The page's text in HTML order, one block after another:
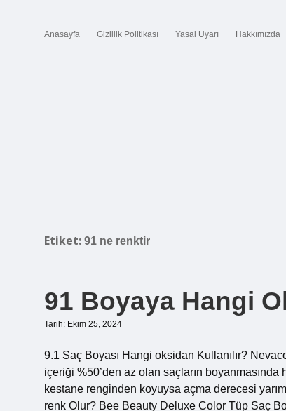
Anasayfa Gizlilik Politikası Yasal Uyarı Hakkımızda
Etiket: 91 ne renktir
91 Boyaya Hangi
Tarih: Ekim 25, 2024
9.1 Saç Boyası Hangi oksidan Kullanılır?
içeriği %50’den az olan saçların
kestane renginden koyuysa açma derecesi
renk Olur? Bee Beauty Deluxe Color Tüp Saç